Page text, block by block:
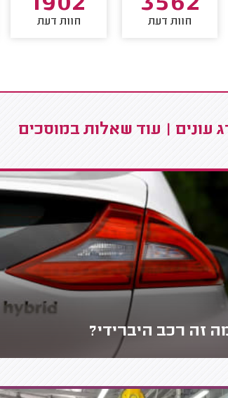
חוות דעת חוות דעת
עונים | עוד שאלות במוסכים
זה רכב היברידי?